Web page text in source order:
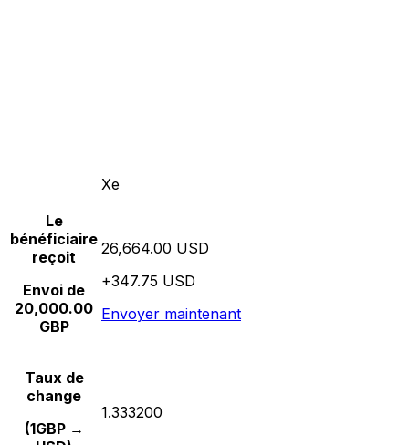
Xe
Le
bénéficiaire
reçoit
Envoi de
20,000.00
GBP
26,664.00 USD
+347.75 USD
Envoyer maintenant
Taux de
change
(1GBP →
1.333200